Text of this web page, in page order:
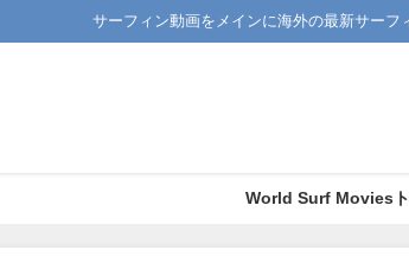
サーフィン動画をメインに海外の最新サー
World Surf Movies